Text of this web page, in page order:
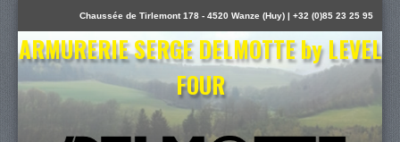
Chaussée de Tirlemont 178 - 4520 Wanze (Huy) | +32 (0)85 23 25 95
ARMURERIE SERGE DELMOTTE by LEVEL
FOUR